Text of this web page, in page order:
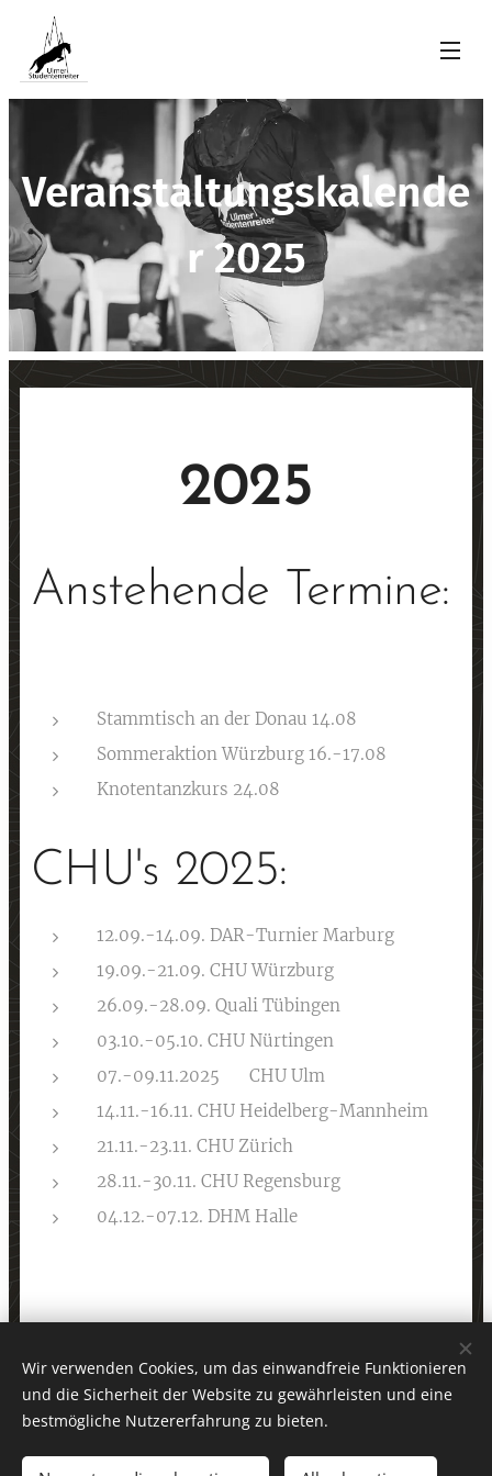
Veranstaltungskalende
r 2025
2025
Anstehende Termine:
Stammtisch an der Donau 14.08
Sommeraktion Würzburg 16.-17.08
Knotentanzkurs 24.08
CHU's 2025:
12.09.-14.09. DAR-Turnier Marburg
19.09.-21.09. CHU Würzburg
26.09.-28.09. Quali Tübingen
03.10.-05.10. CHU Nürtingen
07.-09.11.2025 💖 CHU Ulm💖
14.11.-16.11. CHU Heidelberg-Mannheim
21.11.-23.11. CHU Zürich
28.11.-30.11. CHU Regensburg
04.12.-07.12. DHM Halle
Ulmer Studentenreiter e.V.
Wir verwenden Cookies, um das einwandfreie Funktionieren
und die Sicherheit der Website zu gewährleisten und eine
bestmögliche Nutzererfahrung zu bieten.